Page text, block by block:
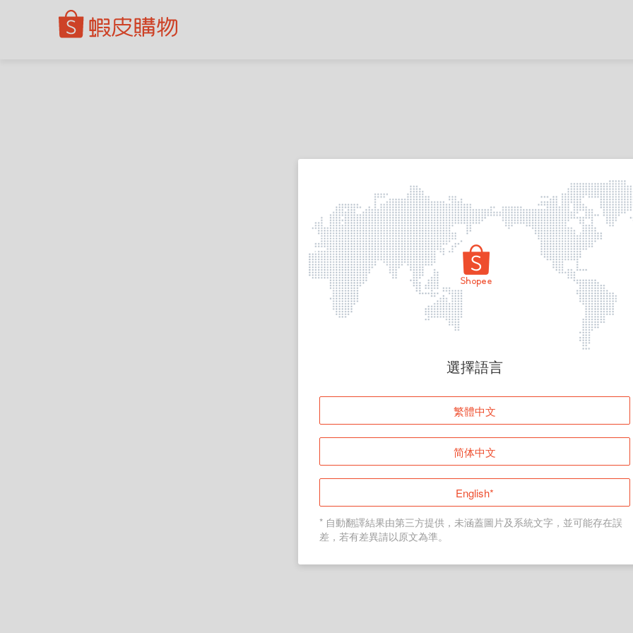
頁面無法顯示
登入
返回首頁
選擇語言
繁體中文
简体中文
English*
* 自動翻譯結果由第三方提供，未涵蓋圖片及系統文字，並可能存在誤
差，若有差異請以原文為準。